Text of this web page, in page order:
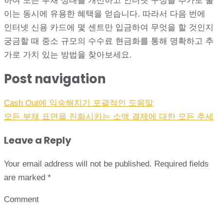
이는 동시에 유용한 혜택을 얻습니다. 따라서 다음 번에
인터넷 신용 카드에 몇 센트만 입금하여 무엇을 할 것인지
궁금할 때 중소 규모의 수수료 현금화를 통해 명확하고 추
가로 가치 있는 방법을 찾아보세요.
Post navigation
Cash Out에 익숙해지기 포괄적인 도움말
모든 부채 표면을 진화시키는 소액 결제에 대한 모든 추세
Leave a Reply
Your email address will not be published. Required fields
are marked *
Comment